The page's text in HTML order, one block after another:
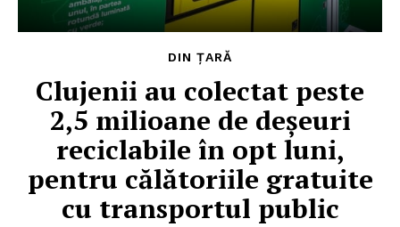
DIN ȚARĂ
Clujenii au colectat peste
2,5 milioane de deșeuri
reciclabile în opt luni,
pentru călătoriile gratuite
cu transportul public